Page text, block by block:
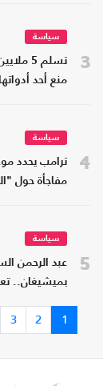
3
سياسة
تسلم 5
منع أحد
4
سياسة
ترامب يحدد
مفاجأة حول
5
سياسة
عبد الرحمن
بميشيغان..
1
2
3